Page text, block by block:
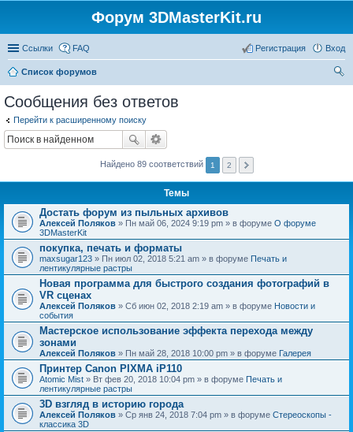
Форум 3DMasterKit.ru
Ссылки FAQ Вход
Регистрация
Список форумов
Сообщения без ответов
Перейти к расширенному поиску
Найдено 89 соответствий 1 2
Темы
Достать форум из пыльных архивов
Алексей Поляков » Пн май 06, 2024 9:19 pm » в форуме О форуме
3DMasterKit
покупка, печать и форматы
maxsugar123 » Пн июл 02, 2018 5:21 am » в форуме Печать и
лентикулярные растры
Новая программа для быстрого создания фотографий в
VR сценах
Алексей Поляков » Сб июн 02, 2018 2:19 am » в форуме Новости и
события
Мастерское использование эффекта перехода между
зонами
Алексей Поляков » Пн май 28, 2018 10:00 pm » в форуме Галерея
Принтер Canon PIXMA iP110
Atomic Mist » Вт фев 20, 2018 10:04 pm » в форуме Печать и
лентикулярные растры
3D взгляд в историю города
Алексей Поляков » Ср янв 24, 2018 7:04 pm » в форуме Стереоскопы -
классика 3D